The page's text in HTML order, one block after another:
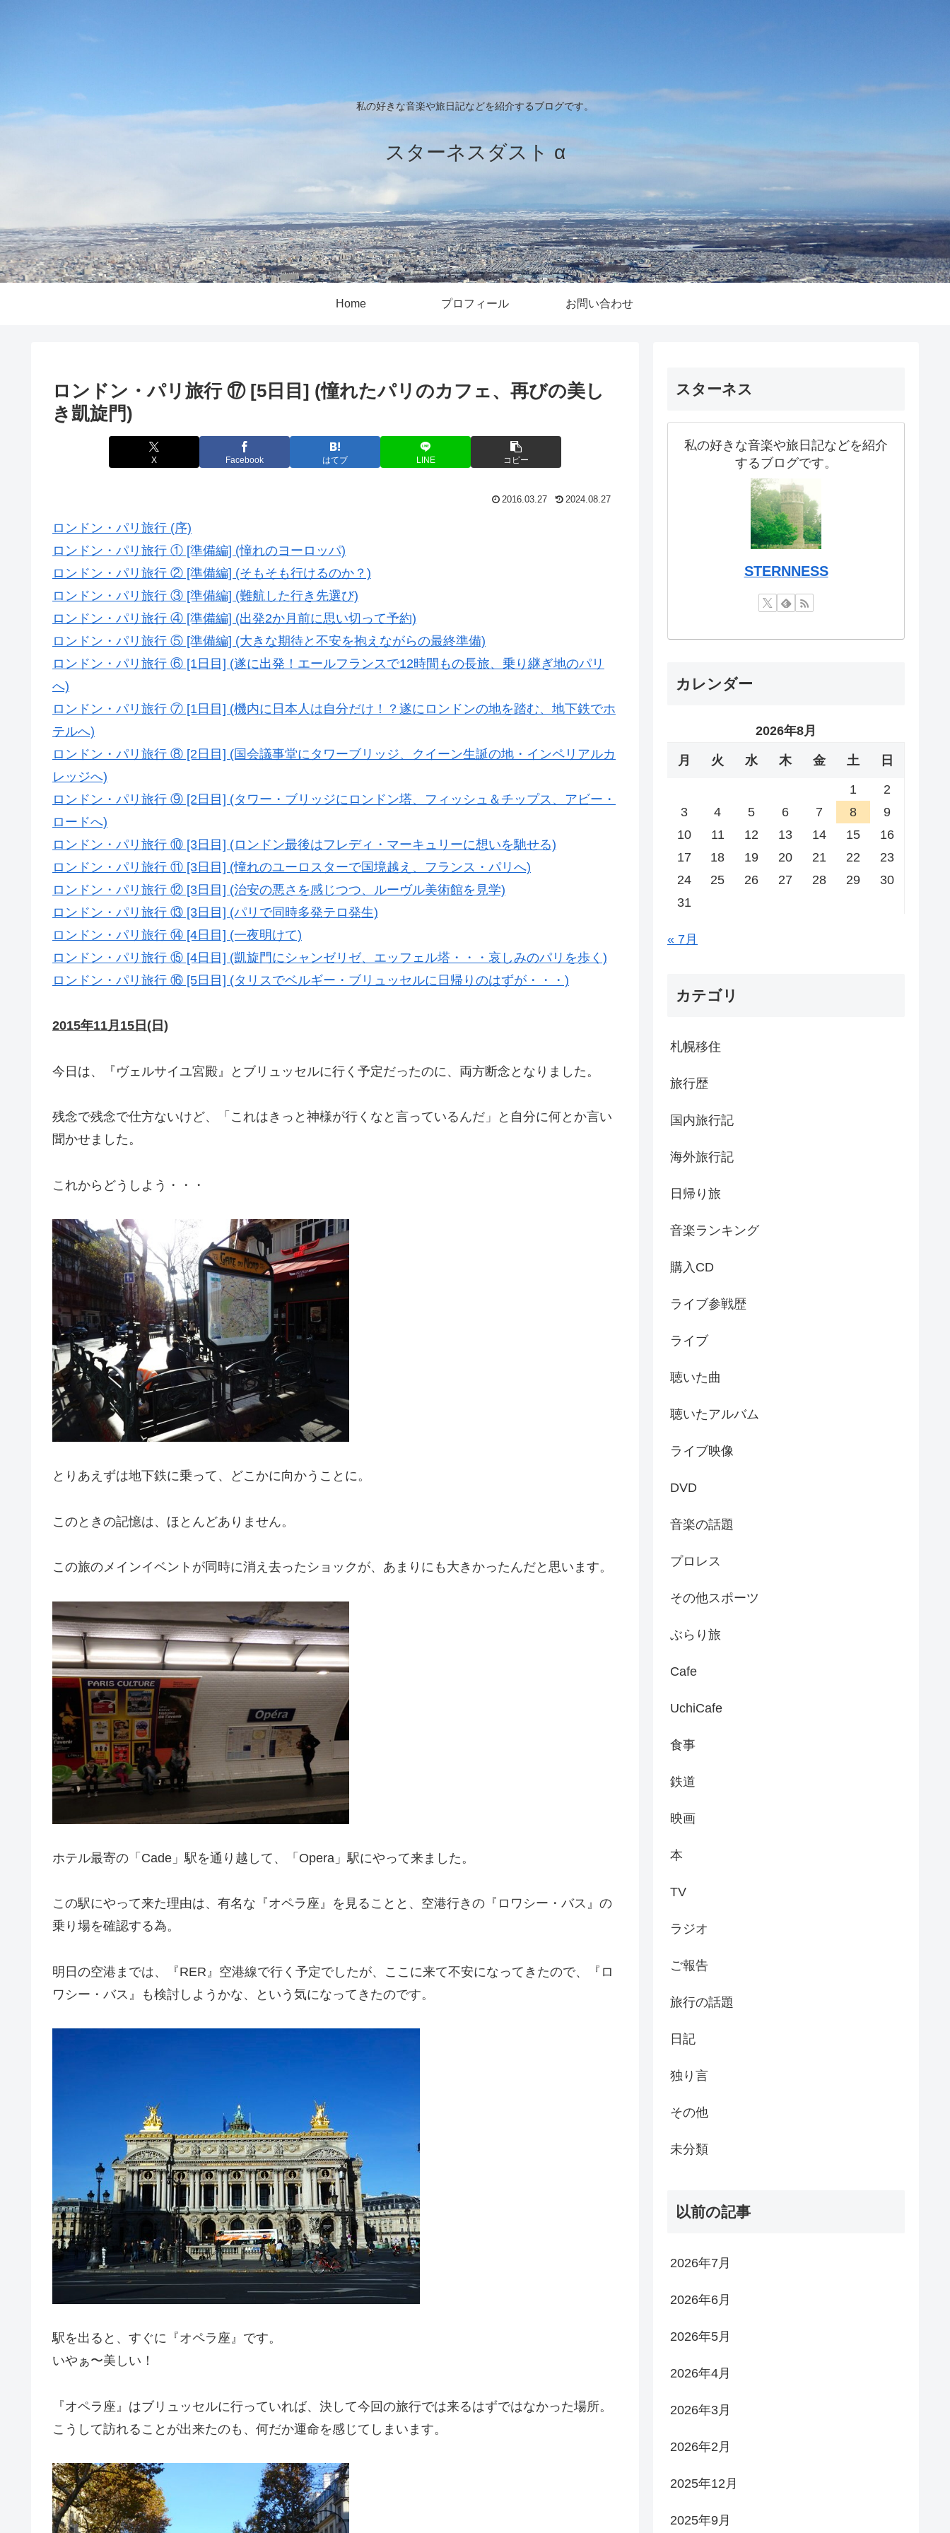
私の好きな音楽や旅日記などを紹介するブログです。
スターネスダスト α
Home プロフィール お問い合わせ
ロンドン・パリ旅行 ⑰ [5日目] (憧れたパリのカフェ、再びの美し
き凱旋門)
X Facebook はてブ LINE コピー
2016.03.27 2024.08.27
ロンドン・パリ旅行 (序)
ロンドン・パリ旅行 ① [準備編] (憧れのヨーロッパ)
ロンドン・パリ旅行 ② [準備編] (そもそも行けるのか？)
ロンドン・パリ旅行 ③ [準備編] (難航した行き先選び)
ロンドン・パリ旅行 ④ [準備編] (出発2か月前に思い切って予約)
ロンドン・パリ旅行 ⑤ [準備編] (大きな期待と不安を抱えながらの最終準備)
ロンドン・パリ旅行 ⑥ [1日目] (遂に出発！エールフランスで12時間もの長旅、乗り継ぎ地のパリ
へ)
ロンドン・パリ旅行 ⑦ [1日目] (機内に日本人は自分だけ！？遂にロンドンの地を踏む、地下鉄でホ
テルへ)
ロンドン・パリ旅行 ⑧ [2日目] (国会議事堂にタワーブリッジ、クイーン生誕の地・インペリアルカ
レッジへ)
ロンドン・パリ旅行 ⑨ [2日目] (タワー・ブリッジにロンドン塔、フィッシュ＆チップス、アビー・
ロードへ)
ロンドン・パリ旅行 ⑩ [3日目] (ロンドン最後はフレディ・マーキュリーに想いを馳せる)
ロンドン・パリ旅行 ⑪ [3日目] (憧れのユーロスターで国境越え、フランス・パリへ)
ロンドン・パリ旅行 ⑫ [3日目] (治安の悪さを感じつつ、ルーヴル美術館を見学)
ロンドン・パリ旅行 ⑬ [3日目] (パリで同時多発テロ発生)
ロンドン・パリ旅行 ⑭ [4日目] (一夜明けて)
ロンドン・パリ旅行 ⑮ [4日目] (凱旋門にシャンゼリゼ、エッフェル塔・・・哀しみのパリを歩く)
ロンドン・パリ旅行 ⑯ [5日目] (タリスでベルギー・ブリュッセルに日帰りのはずが・・・)
2015年11月15日(日)
今日は、『ヴェルサイユ宮殿』とブリュッセルに行く予定だったのに、両方断念となりました。
残念で残念で仕方ないけど、「これはきっと神様が行くなと言っているんだ」と自分に何とか言い
聞かせました。
これからどうしよう・・・
とりあえずは地下鉄に乗って、どこかに向かうことに。
このときの記憶は、ほとんどありません。
この旅のメインイベントが同時に消え去ったショックが、あまりにも大きかったんだと思います。
ホテル最寄の「Cade」駅を通り越して、「Opera」駅にやって来ました。
この駅にやって来た理由は、有名な『オペラ座』を見ることと、空港行きの『ロワシー・バス』の
乗り場を確認する為。
明日の空港までは、『RER』空港線で行く予定でしたが、ここに来て不安になってきたので、『ロ
ワシー・バス』も検討しようかな、という気になってきたのです。
駅を出ると、すぐに『オペラ座』です。
いやぁ〜美しい！
『オペラ座』はブリュッセルに行っていれば、決して今回の旅行では来るはずではなかった場所。
こうして訪れることが出来たのも、何だか運命を感じてしまいます。
スターネス
私の好きな音楽や旅日記などを紹介
するブログです。
STERNNESS
カレンダー
2026年8月
月 火 水 木 金 土 日
1
2
3
4 5 6 7 8
9
10
11 12 13 14 15
16
17
18 19 20 21 22
23
24
25 26 27 28 29
30
31
« 7月
カテゴリ
札幌移住
旅行歴
国内旅行記
海外旅行記
日帰り旅
音楽ランキング
購入CD
ライブ参戦歴
ライブ
聴いた曲
聴いたアルバム
ライブ映像
DVD
音楽の話題
プロレス
その他スポーツ
ぶらり旅
Cafe
UchiCafe
食事
鉄道
映画
本
TV
ラジオ
ご報告
旅行の話題
日記
独り言
その他
未分類
以前の記事
2026年7月
2026年6月
2026年5月
2026年4月
2026年3月
2026年2月
2025年12月
2025年9月